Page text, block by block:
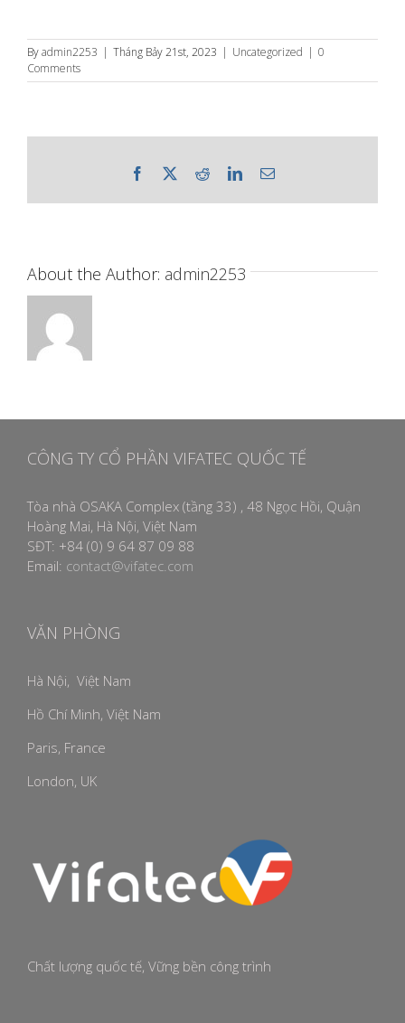
Byadmin2253 | Tháng Bảy 21st, 2023 | Uncategorized | 0
Comments
Facebook
TwitterRedditLinkedInEmail
About the Author: admin2253
CÔNG TY CỔ PHẦN VIFATEC QUỐC TẾ
Tòa nhà OSAKA Complex (tầng 33) , 48 Ngọc Hồi, Quận
Hoàng Mai, Hà Nội, Việt Nam
SĐT: +84 (0) 9 64 87 09 88
Email: contact@vifatec.com
VĂN PHÒNG
Hà Nội, Việt Nam
Hồ Chí Minh, Việt Nam
Paris, France
London, UK
Chất lượng quốc tế, Vững bền công trình